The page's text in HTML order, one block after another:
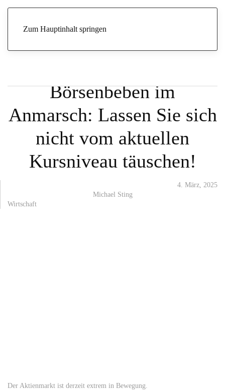
Zum Hauptinhalt springen
Sie sich nicht vom aktuellen Kursniveau täuschen!
Börsenbeben im
Anmarsch: Lassen Sie sich
nicht vom aktuellen
Kursniveau täuschen!
4. März, 2025
Michael Sting
Wirtschaft
Der Aktienmarkt ist derzeit extrem in Bewegung.